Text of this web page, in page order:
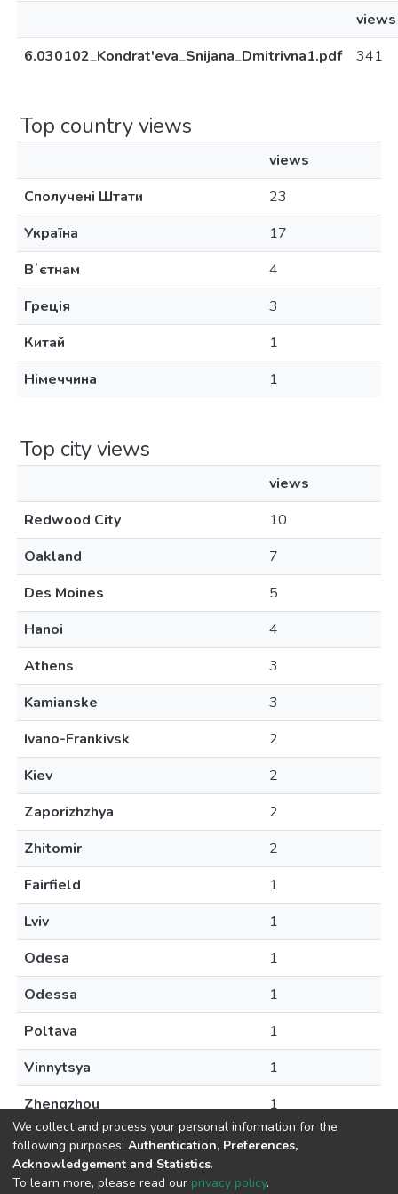
views
6.030102_Kondrat'eva_Snijana_Dmitrivna1.pdf
341
Top country views
views
Сполучені Штати
23
Україна
17
Вʼєтнам
4
Греція
3
Китай
1
Німеччина
1
Top city views
views
Redwood City
10
Oakland
7
Des Moines
5
Hanoi
4
Athens
3
Kamianske
3
Ivano-Frankivsk
2
Kiev
2
Zaporizhzhya
2
Zhitomir
2
Fairfield
1
Lviv
1
Odesa
1
Odessa
1
Poltava
1
Vinnytsya
1
Zhengzhou
1
We collect and process your personal information for the
following purposes: Authentication, Preferences,
Acknowledgement and Statistics.
To learn more, please read our privacy policy.